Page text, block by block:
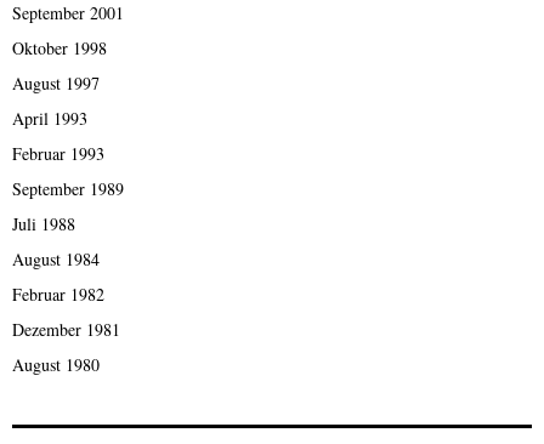
September 2001
Oktober 1998
August 1997
April 1993
Februar 1993
September 1989
Juli 1988
August 1984
Februar 1982
Dezember 1981
August 1980